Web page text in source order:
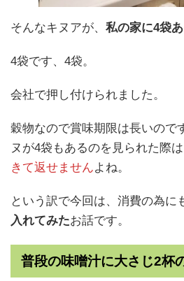
そんなキヌアが、 私の家に4袋
4袋です、4袋。
会社で押し付けられました。
穀物なので賞味期限は長いので
ヌが4袋もあるのを見られた際は
きて返せませんよね。
という訳で今回は、消費の為に
入れてみたお話です。
普段の味噌汁に大さじ2杯